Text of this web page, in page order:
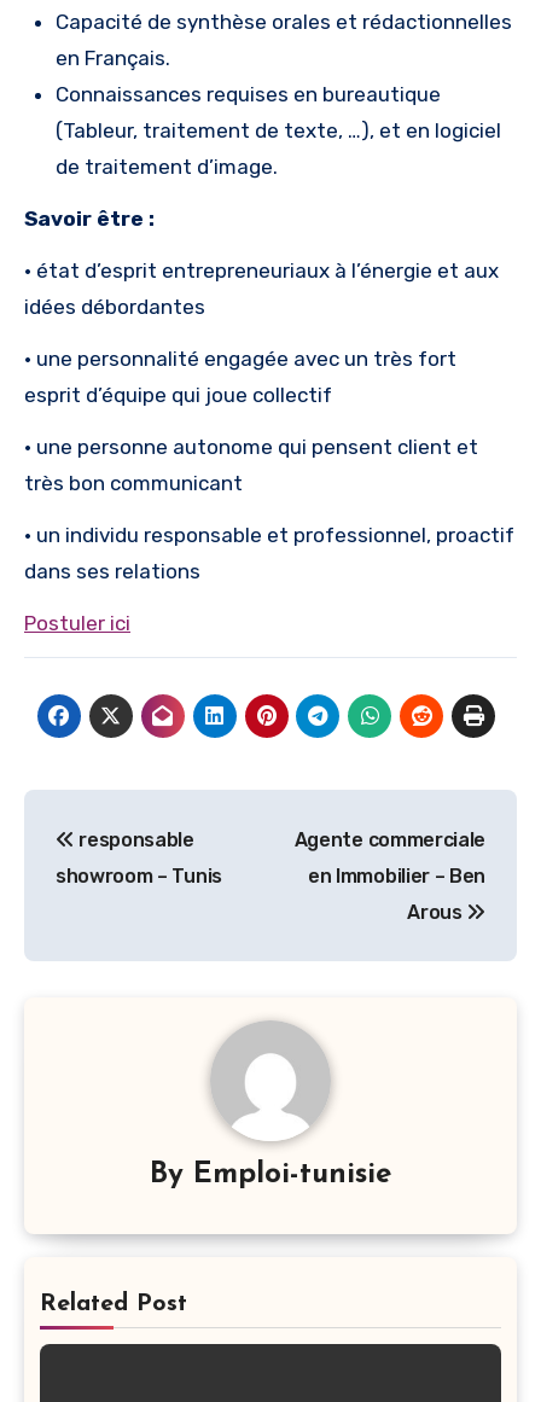
Capacité de synthèse orales et rédactionnelles
en Français.
Connaissances requises en bureautique
(Tableur, traitement de texte, …), et en logiciel
de traitement d’image.
Savoir être :
• état d’esprit entrepreneuriaux à l’énergie et aux
idées débordantes
• une personnalité engagée avec un très fort
esprit d’équipe qui joue collectif
• une personne autonome qui pensent client et
très bon communicant
• un individu responsable et professionnel, proactif
dans ses relations
Postuler ici
de
responsable
showroom – Tunis
Agente commerciale
en Immobilier – Ben
Arous
By Emploi-tunisie
Related Post